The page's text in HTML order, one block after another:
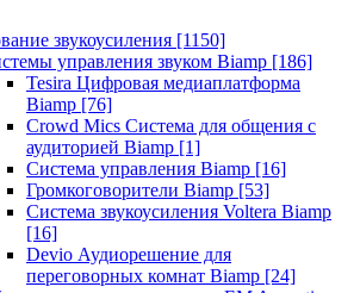
звукоусиления [1150]
управления звуком Biamp [186]
Tesira Цифровая медиаплатформа
Biamp [76]
Crowd Mics Система для общения с
аудиторией Biamp [1]
Система управления Biamp [16]
Громкоговорители Biamp [53]
Система звукоусиления Voltera Biamp
[16]
Devio Аудиорешение для
переговорных комнат Biamp [24]